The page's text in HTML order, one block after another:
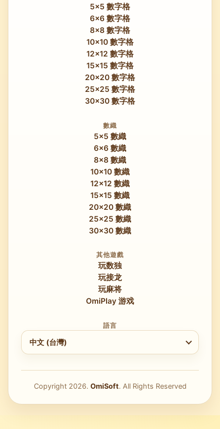
5x5 數字格
6x6 數字格
8x8 數字格
10x10 數字格
12x12 數字格
15x15 數字格
20x20 數字格
25x25 數字格
30x30 數字格
數織
5x5 數織
6x6 數織
8x8 數織
10x10 數織
12x12 數織
15x15 數織
20x20 數織
25x25 數織
30x30 數織
其他遊戲
玩数独
玩接龙
玩麻将
OmiPlay 游戏
語言
選擇語言
中文 (台灣)
Copyright 2026. OmiSoft. All Rights Reserved